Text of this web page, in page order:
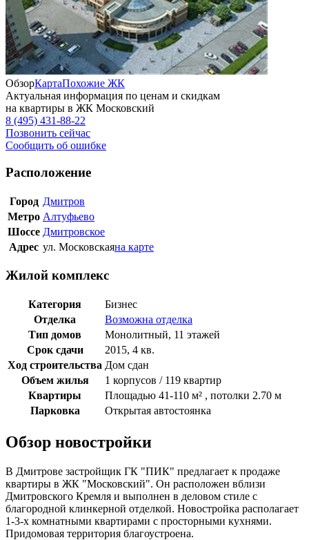
ОбзорКартаПохожие ЖК
Актуальная информация по ценам и скидкам
на квартиры в ЖК Московский
8 (495) 431-88-22
Позвонить сейчас
Сообщить об ошибке
Расположение
Город Дмитров
Метро Алтуфьево
Шоссе Дмитровское
Адрес ул. Московскаяна карте
Жилой комплекс
Категория
Бизнес
Отделка
Возможна отделка
Тип домов
Монолитный, 11 этажей
Срок сдачи
2015, 4 кв.
Ход строительства Дом сдан
Объем жилья
1 корпусов / 119 квартир
Квартиры
Площадью 41-110 м² , потолки 2.70 м
Парковка
Открытая автостоянка
Обзор новостройки
В Дмитрове застройщик ГК "ПИК" предлагает к продаже
квартиры в ЖК "Московский". Он расположен вблизи
Дмитровского Кремля и выполнен в деловом стиле с
благородной клинкерной отделкой. Новостройка располагает
1-3-х комнатными квартирами с просторными кухнями.
Придомовая территория благоустроена.